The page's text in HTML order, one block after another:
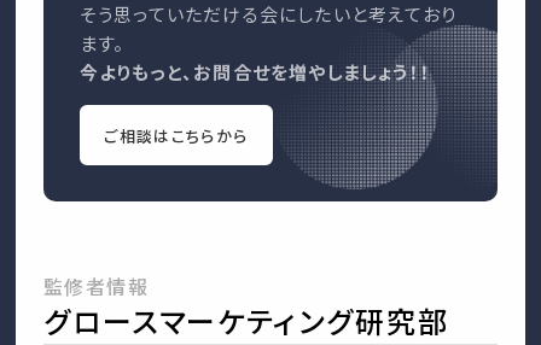
そう思っていただける会にしたいと考えており
ます。
今よりもっと、お問合せを増やしましょう！！
ご相談はこちらから
監修者情報
グロースマーケティング研究部